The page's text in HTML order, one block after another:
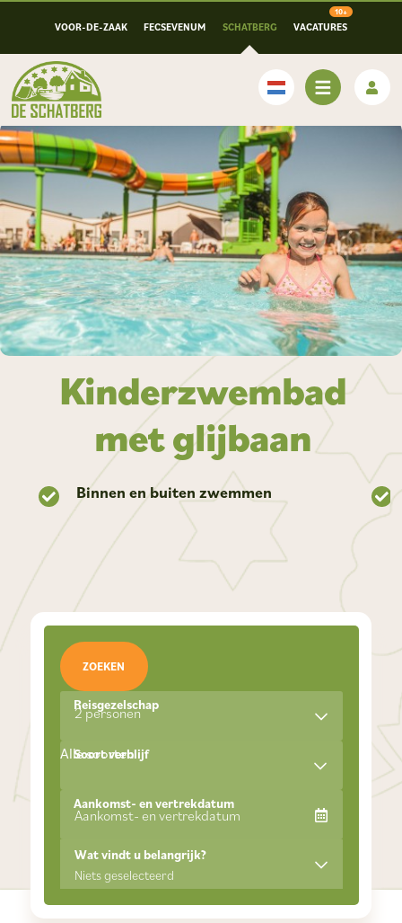
VOOR-DE-ZAAK FECSEVENUM SCHATBERG VACATURES
Nederlands
Kinderzwembad
met glijbaan
Binnen en buiten zwemmen
Soort verblijf
Alle soorten
Aankomst- en vertrekdatum
Reisgezelschap
2 personen
ZOEKEN
Wat vindt u belangrijk?
Niets geselecteerd